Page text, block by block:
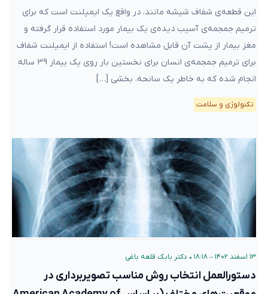
این قطعه‌ی شفاف شیشه مانند، در واقع یک ایمپلنت است که برای
ترمیم جمجمه‌ی آسیب دیده‌ی یک بیمار مورد استفاده قرار گرفته و
مغز بیمار از پشت آن قابل مشاهده است! استفاده از ایمپلنت شفاف
برای ترمیم جمجمه‌ی انسان برای نخستین بار روی یک بیمار ۳۹ ساله
انجام شده که به خاطر یک سانحه، بخشی […]
تکنولوژی و سلامت
۱۳ اسفند ۱۴۰۲ – ۱۸:۱۸ • دکتر بابک قلعه‌ باغی
دستورالعمل انتخاب روش مناسب تصویربرداری در